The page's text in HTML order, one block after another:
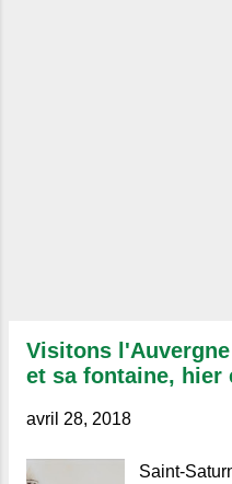
Visitons
et sa fontaine, hier
avril 28, 2018
Saint-